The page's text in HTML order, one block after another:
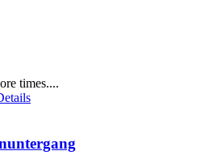
times....